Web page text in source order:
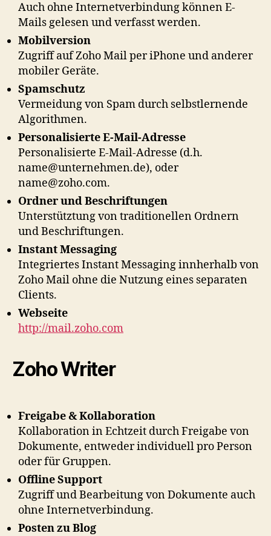
Auch ohne Internetverbindung können E-
Mails gelesen und verfasst werden.
Mobilversion
Zugriff auf Zoho Mail per iPhone und anderer
mobiler Geräte.
Spamschutz
Vermeidung von Spam durch selbstlernende
Algorithmen.
Personalisierte E-Mail-Adresse
Personalisierte E-Mail-Adresse (d.h.
name@unternehmen.de), oder
name@zoho.com.
Ordner und Beschriftungen
Unterstütztung von traditionellen Ordnern
und Beschriftungen.
Instant Messaging
Integriertes Instant Messaging innherhalb von
Zoho Mail ohne die Nutzung eines separaten
Clients.
Webseite
http://mail.zoho.com
Zoho Writer
Freigabe & Kollaboration
Kollaboration in Echtzeit durch Freigabe von
Dokumente, entweder individuell pro Person
oder für Gruppen.
Offline Support
Zugriff und Bearbeitung von Dokumente auch
ohne Internetverbindung.
Posten zu Blog